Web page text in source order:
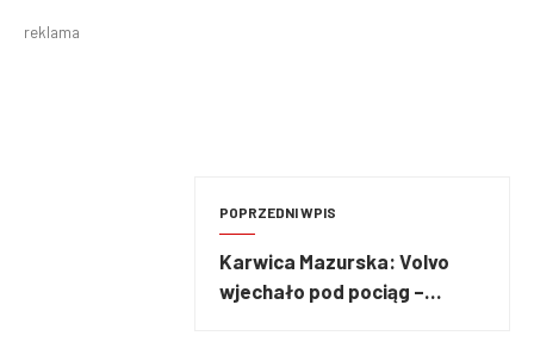
reklama
POPRZEDNI WPIS
Karwica Mazurska: Volvo
wjechało pod pociąg –